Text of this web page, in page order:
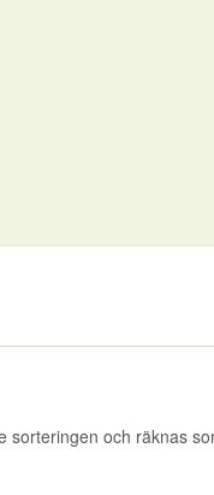
och räknas